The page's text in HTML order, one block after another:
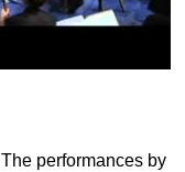
performances by